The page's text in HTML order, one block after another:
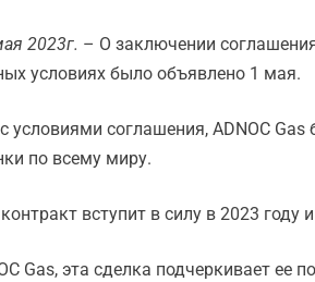
2023г. – О заключении
условиях было объявлено 1 мая.
с условиями соглашения, ADNOC
по всему миру.
вступит в силу в 2023
Gas, эта сделка подчеркивает ее